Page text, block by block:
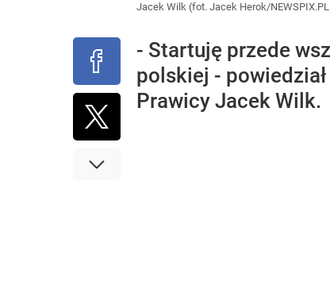
Jacek Wilk (fot. Jacek Herok/
- Startuję przede
polskiej -
Prawicy Jacek Wilk.